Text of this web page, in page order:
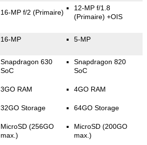
16-MP f/2 (Primaire)
12-MP f/1.8
(Primaire) +OIS
16-MP 5-MP
Snapdragon 630
SoC
3GO RAM
32GO Storage
MicroSD (256GO
max.)
Snapdragon 820
SoC
4GO RAM
64GO Storage
MicroSD (200GO
max.)